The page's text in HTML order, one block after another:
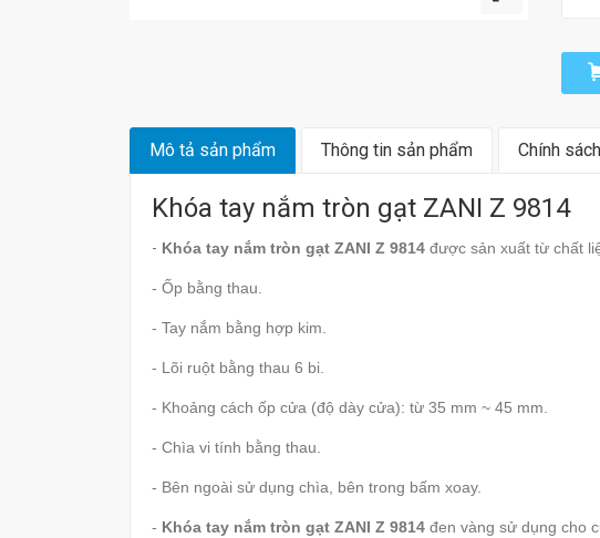
Mô tả sản phẩm Thông tin sản phẩm Chính
Khóa tay nắm tròn gạt ZANI Z 9814
- Khóa tay nắm tròn gạt ZANI Z 9814 được sản xuất từ chất
- Ốp bằng thau.
- Tay nắm bằng hợp kim.
- Lõi ruột bằng thau 6 bi.
- Khoảng cách ốp cửa (độ dày cửa): từ 35 mm ~ 45 mm.
- Chìa vi tính bằng thau.
- Bên ngoài sử dụng chìa, bên trong bấm xoay.
- Khóa tay nắm tròn gạt ZANI Z 9814 đen vàng sử dụng cho